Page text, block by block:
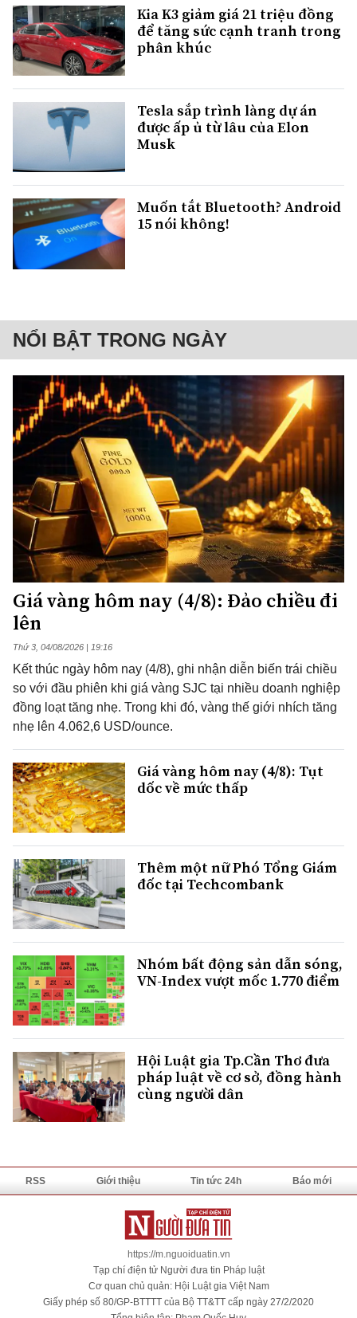
Kia K3 giảm giá 21 triệu đồng
để tăng sức cạnh tranh trong
phân khúc
Tesla sắp trình làng dự án
được ấp ủ từ lâu của Elon
Musk
Muốn tắt Bluetooth? Android
15 nói không!
NỔI BẬT TRONG NGÀY
Giá vàng hôm nay (4/8): Đảo chiều đi
lên
Thứ 3, 04/08/2026 | 19:16
Kết thúc ngày hôm nay (4/8), ghi nhận diễn biến trái chiều
so với đầu phiên khi giá vàng SJC tại nhiều doanh nghiệp
đồng loạt tăng nhẹ. Trong khi đó, vàng thế giới nhích tăng
nhẹ lên 4.062,6 USD/ounce.
Giá vàng hôm nay (4/8): Tụt
dốc về mức thấp
Thêm một nữ Phó Tổng Giám
đốc tại Techcombank
Nhóm bất động sản dẫn sóng,
VN-Index vượt mốc 1.770 điểm
Hội Luật gia Tp.Cần Thơ đưa
pháp luật về cơ sở, đồng hành
cùng người dân
RSS Giới thiệu Tin tức 24h Báo mới
https://m.nguoiduatin.vn
Tạp chí điện tử Người đưa tin Pháp luật
Cơ quan chủ quản: Hội Luật gia Việt Nam
Giấy phép số 80/GP-BTTTT của Bộ TT&TT cấp ngày 27/2/2020